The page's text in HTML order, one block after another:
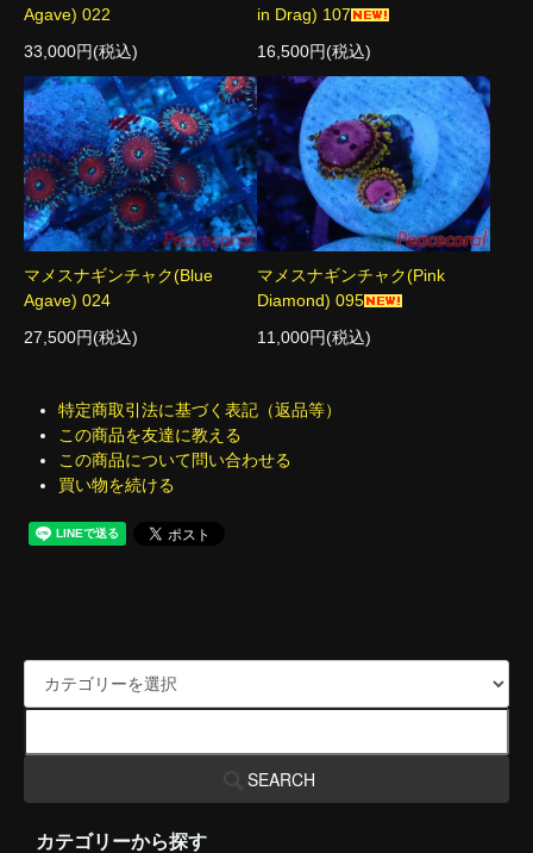
Agave) 022
33,000円(税込)
in Drag) 107
16,500円(税込)
マメスナギンチャク(Blue
Agave) 024
27,500円(税込)
マメスナギンチャク(Pink
Diamond) 095
11,000円(税込)
特定商取引法に基づく表記（返品等）
この商品を友達に教える
この商品について問い合わせる
買い物を続ける
SEARCH
カテゴリーから探す